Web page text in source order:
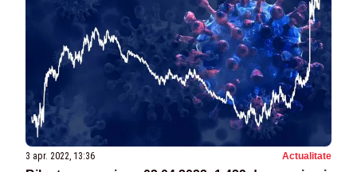
3 apr. 2022, 13:36 Actualitate